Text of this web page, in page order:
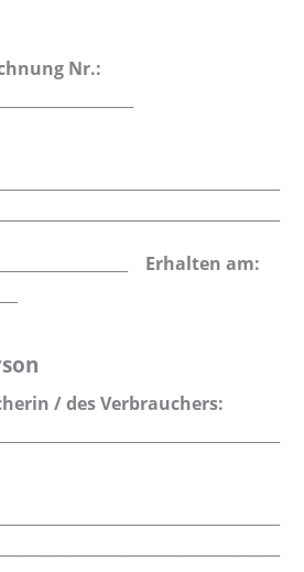
Nr.:
Erhalten am:
/ des Verbrauchers: